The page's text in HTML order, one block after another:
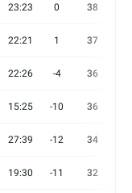
23:23 0 38
22:21 1 37
22:26 -4 36
15:25 -10 36
27:39 -12 34
19:30 -11 32